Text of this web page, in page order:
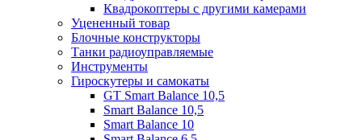
Квадрокоптеры с другими камерами
Уцененный товар
Блочные конструкторы
Танки радиоуправляемые
Инструменты
Гироскутеры и самокаты
GT Smart Balance 10,5
Smart Balance 10,5
Smart Balance 10